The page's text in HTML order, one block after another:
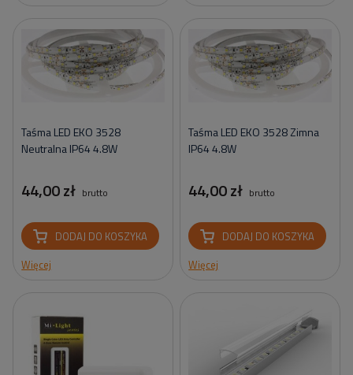
Taśma LED EKO 3528
Neutralna IP64 4.8W
44,00 zł brutto
DODAJ DO KOSZYKA
Więcej
Taśma LED EKO 3528 Zimna
IP64 4.8W
44,00 zł brutto
DODAJ DO KOSZYKA
Więcej